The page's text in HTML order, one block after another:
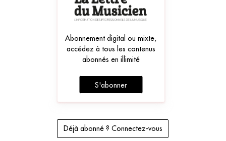
Abonnement digital ou mixte,
accédez à tous les contenus
abonnés en illimité
S'abonner
Déjà abonné ? Connectez-vous